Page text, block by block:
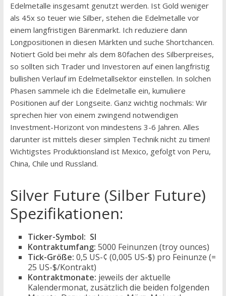
Edelmetalle insgesamt genutzt werden. Ist Gold weniger
als 45x so teuer wie Silber, stehen die Edelmetalle vor
einem langfristigen Bärenmarkt. Ich reduziere dann
Longpositionen in diesen Märkten und suche Shortchancen.
Notiert Gold bei mehr als dem 80fachen des Silberpreises,
so sollten sich Trader und Investoren auf einen langfristig
bullishen Verlauf im Edelmetallsektor einstellen. In solchen
Phasen sammele ich die Edelmetalle ein, kumuliere
Positionen auf der Longseite. Ganz wichtig nochmals: Wir
sprechen hier von einem zwingend notwendigen
Investment-Horizont von mindestens 3-6 Jahren. Alles
darunter ist mittels dieser simplen Technik nicht zu timen!
Wichtigstes Produktionsland ist Mexico, gefolgt von Peru,
China, Chile und Russland.
Silver Future (Silber Future)
Spezifikationen:
Ticker-Symbol: SI
Kontraktumfang: 5000 Feinunzen (troy ounces)
Tick-Größe: 0,5 US-¢ (0,005 US-$) pro Feinunze (=
25 US-$/Kontrakt)
Kontraktmonate: jeweils der aktuelle
Kalendermonat, zusätzlich die beiden folgenden